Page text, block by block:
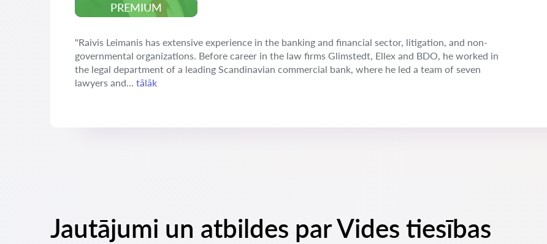
PREMIUM
"Raivis Leimanis has extensive experience in the banking and financial sector, litigation, and non-
governmental organizations. Before career in the law firms Glimstedt, Ellex and BDO, he worked in
the legal department of a leading Scandinavian commercial bank, where he led a team of seven
lawyers and... tālāk
Jautājumi un atbildes par Vides tiesības